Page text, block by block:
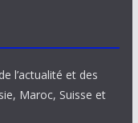
l’actualité et des
Maroc, Suisse et